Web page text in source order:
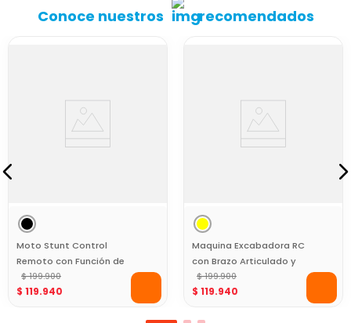
Conoce nuestros recomendados
Moto Stunt Control
Remoto con Función de
Humo
$ 199.900
$ 119.940
Maquina Excabadora RC
con Brazo Articulado y
Vagón Luces y Sonido
$ 199.900
$ 119.940